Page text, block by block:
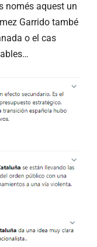
només aquest un
Garrido també
o el cas